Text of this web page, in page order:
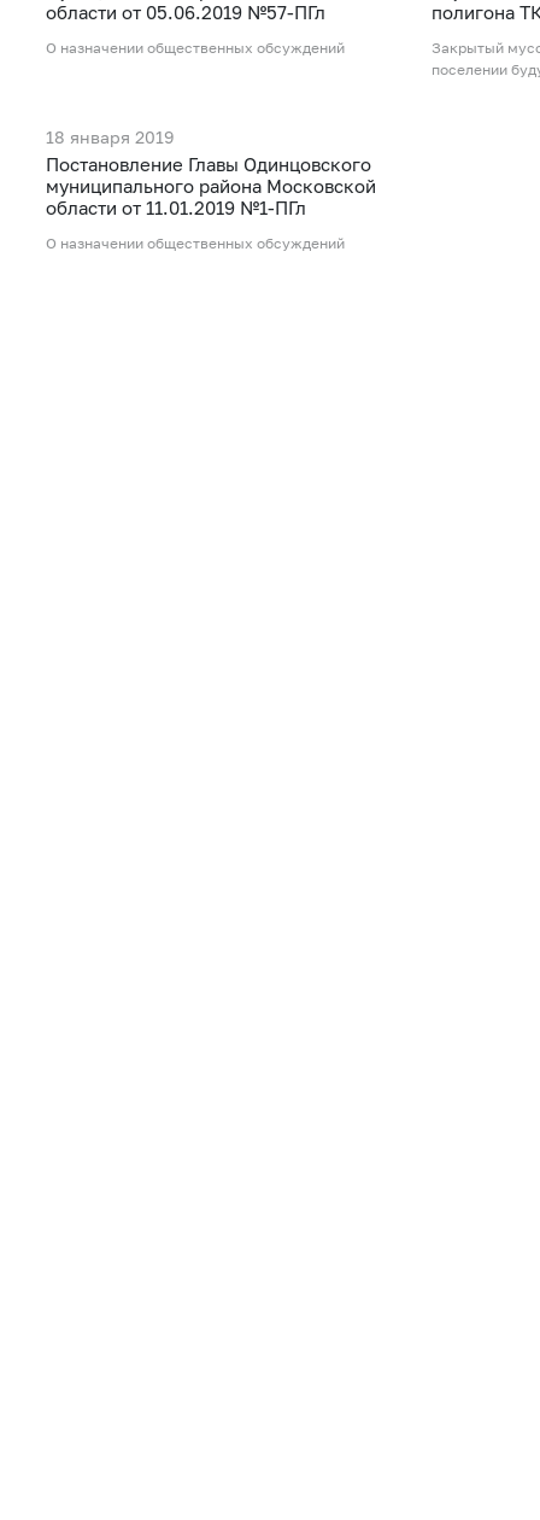
области от 05.06.2019 №57-ПГл
О назначении общественных обсуждений
полигона
Закрытый
поселении
18 января 2019
Постановление Главы Одинцовского
муниципального района Московской
области от 11.01.2019 №1-ПГл
О назначении общественных обсуждений